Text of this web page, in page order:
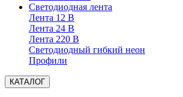
Светодиодная лента
Лента 12 В
Лента 24 В
Лента 220 В
Светодиодный гибкий неон
Профили
КАТАЛОГ